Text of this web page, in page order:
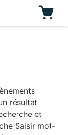
résultat
et
Saisir mot-